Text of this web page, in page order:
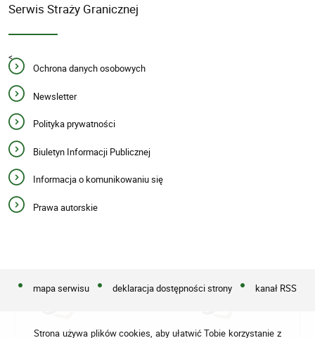
Serwis Straży Granicznej
<
Ochrona danych osobowych
Newsletter
Polityka prywatności
Biuletyn Informacji Publicznej
Informacja o komunikowaniu się
Prawa autorskie
mapa serwisu deklaracja dostępności strony kanał RSS
Strona używa plików cookies, aby ułatwić Tobie korzystanie z